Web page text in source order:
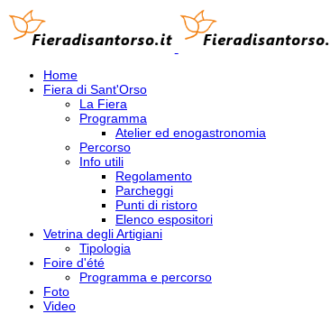
Home
Fiera di Sant'Orso
La Fiera
Programma
Atelier ed enogastronomia
Percorso
Info utili
Regolamento
Parcheggi
Punti di ristoro
Elenco espositori
Vetrina degli Artigiani
Tipologia
Foire d'été
Programma e percorso
Foto
Video